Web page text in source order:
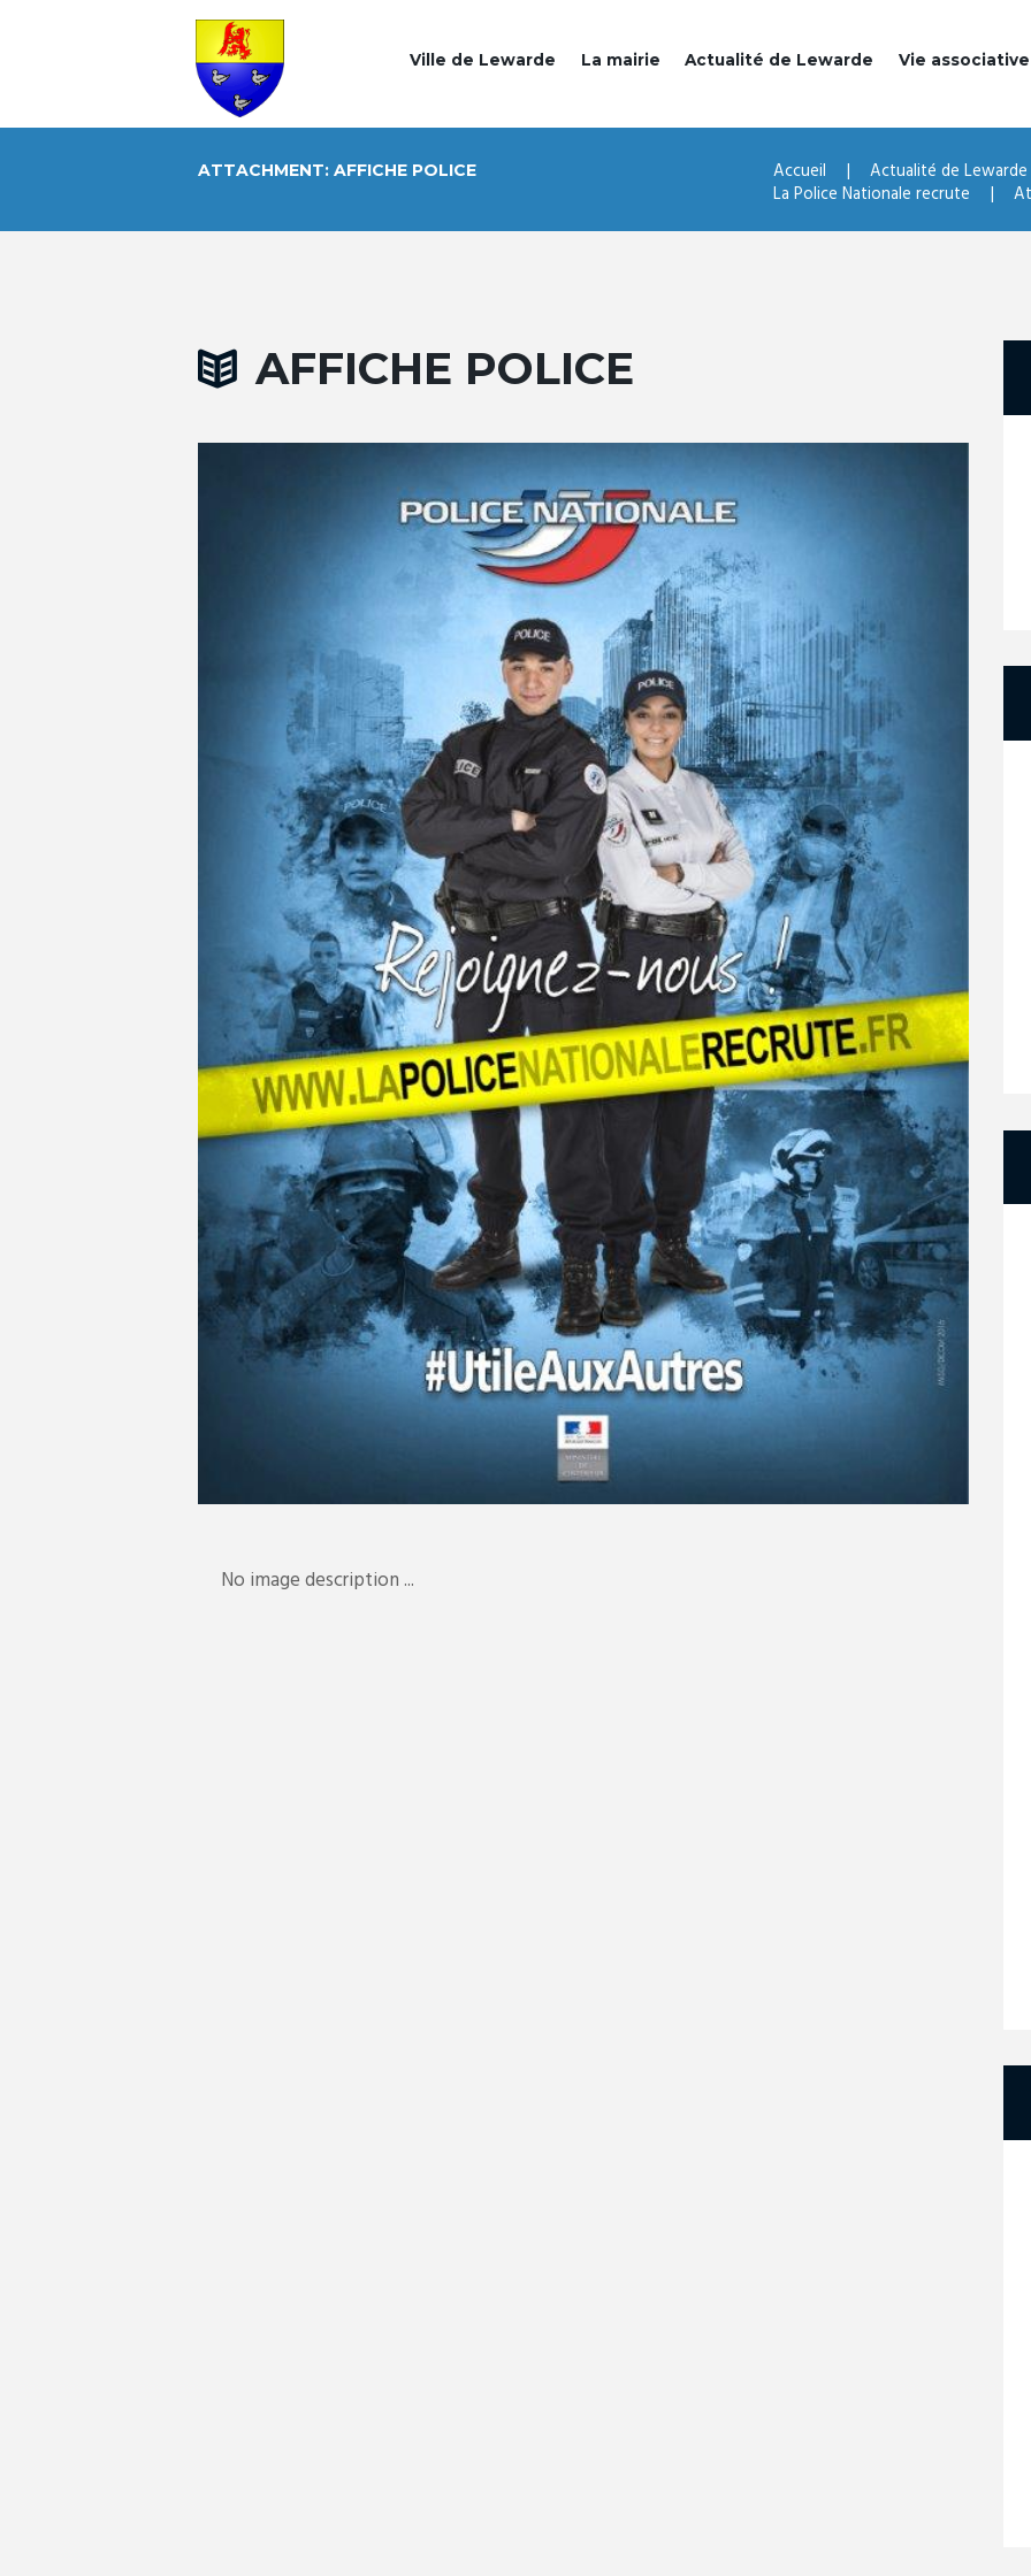
Ville de Lewarde La mairie Actualité de Lewarde Vie associative
ATTACHMENT: AFFICHE POLICE Accueil Actualité de Lewarde
La Police Nationale recrute
AFFICHE POLICE
No image description ...